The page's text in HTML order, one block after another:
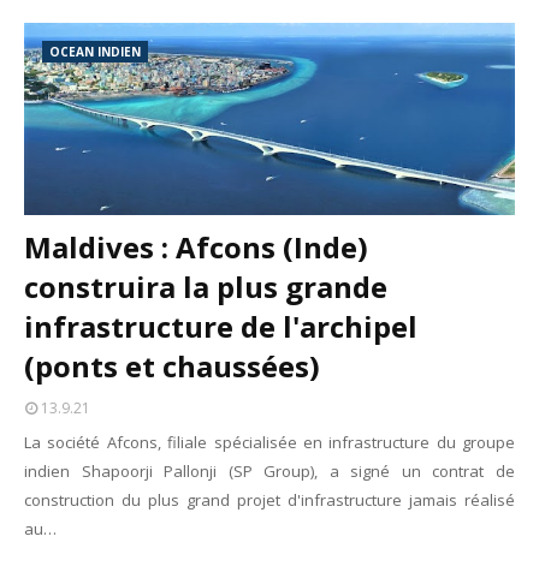
OCEAN INDIEN
Maldives : Afcons (Inde)
construira la plus grande
infrastructure de l'archipel
(ponts et chaussées)
13.9.21
La société Afcons, filiale spécialisée en infrastructure du groupe
indien Shapoorji Pallonji (SP Group), a signé un contrat de
construction du plus grand projet d'infrastructure jamais réalisé
au…